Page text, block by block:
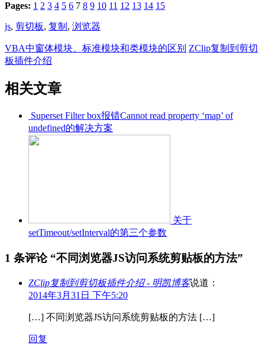
Pages: 1 2 3 4 5 6 7 8 9 10 11 12 13 14 15
js, 剪切板, 复制 , 浏览器
VBA中窗体模块、标准模块和类模块的区别 ZClip复制到剪切
板插件介绍
相关文章
Superset Filter box报错Cannot read property ‘map’ of
undefined的解决方案
关于
setTimeout/setInterval的第三个参数
1 条评论 “不同浏览器JS访问系统剪贴板的方法”
ZClip复制到剪切板插件介绍 - 明凯博客说道：
2014年3月31日 下午5:20
[…] 不同浏览器JS访问系统剪贴板的方法 […]
回复